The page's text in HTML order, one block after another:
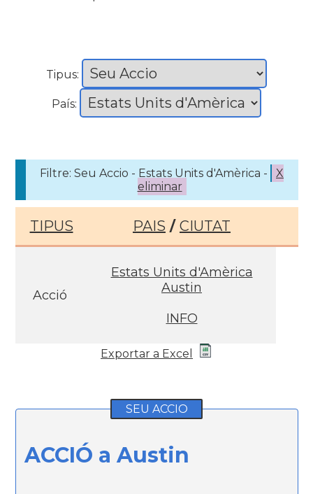
Tipus:
País:
Filtre: Seu Accio - Estats Units d'Amèrica -
X
eliminar
TIPUS PAIS / CIUTAT
Acció
Estats Units d'Amèrica
Austin
INFO
Exportar a Excel
SEU ACCIO
ACCIÓ a Austin